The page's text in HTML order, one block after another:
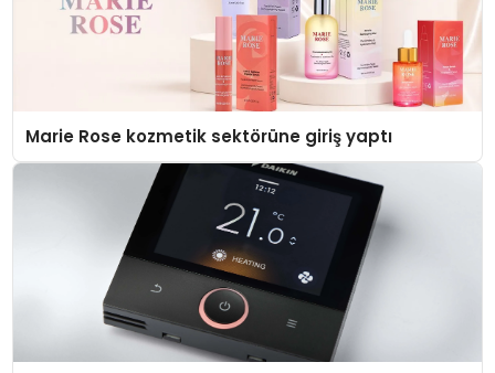
Marie Rose kozmetik sektörüne giriş yaptı